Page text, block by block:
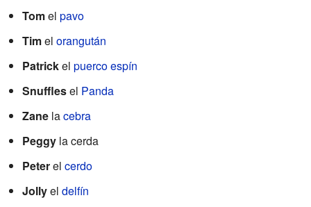
Tomel pavo
Timel orangután
Patrickel puerco espín
Snufflesel Panda
Zane lacebra
Peggy la cerda
Peterel cerdo
Jollyel delfín